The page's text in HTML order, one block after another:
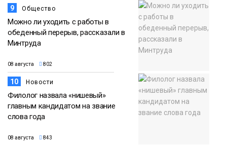
9 Общество
Можно ли уходить с работы в
обеденный перерыв, рассказали в
Минтруда
08 августа 802
10 Новости
Филолог назвала «нишевый»
главным кандидатом на звание
слова года
08 августа 843